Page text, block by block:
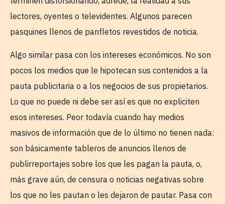
lectores, oyentes o televidentes. Algunos parecen
pasquines llenos de panfletos revestidos de noticia.
Algo similar pasa con los intereses económicos. No son
pocos los medios que le hipotecan sus contenidos a la
pauta publicitaria o a los negocios de sus propietarios.
Lo que no puede ni debe ser así es que no expliciten
esos intereses. Peor todavía cuando hay medios
masivos de información que de lo último no tienen nada:
son básicamente tableros de anuncios llenos de
publirreportajes sobre los que les pagan la pauta, o,
más grave aún, de censura o noticias negativas sobre
los que no les pautan o les dejaron de pautar. Pasa con